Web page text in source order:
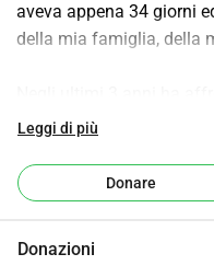
aveva appena 34 giorni
della mia famiglia, della
dimostrando una forza
tumore non operabile.
percorso di
Leggi di più
Donare
Donazioni